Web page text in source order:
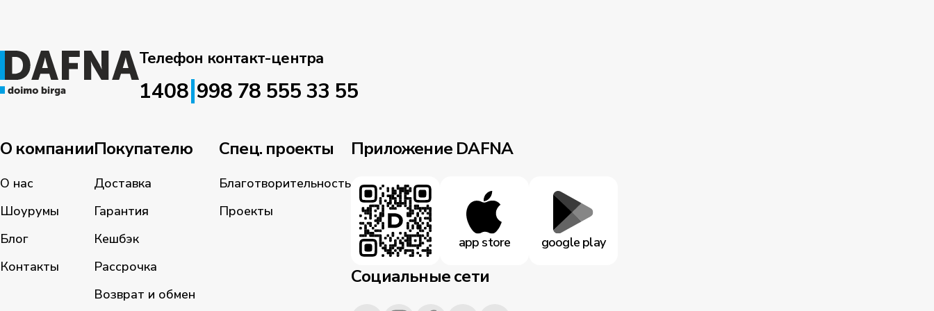
Телефон контакт-центра
1408|998 78 555 33 55
О компании
О нас
Шоурумы
Блог
Контакты
Покупателю
Доставка
Гарантия
Кешбэк
Рассрочка
Возврат и обмен
Спец. проекты
Благотворительность
Проекты
Приложение DAFNA
app store google play
Социальные сети